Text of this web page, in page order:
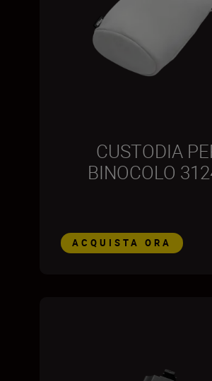
CUSTODIA
BINOCOLO
ACQUISTA ORA